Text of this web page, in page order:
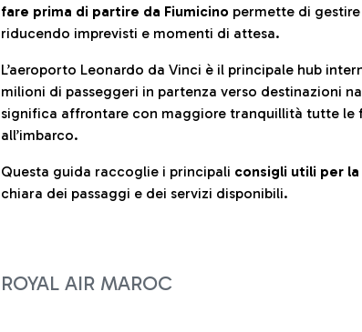
fare prima di partire da Fiumicino permette di
riducendo imprevisti e momenti di attesa.
L’aeroporto Leonardo da Vinci è il principale hub
milioni di passeggeri in partenza verso destinazioni
significa affrontare con maggiore tranquillità tutte le
all’imbarco.
Questa guida raccoglie i principali consigli utili per
chiara dei passaggi e dei servizi disponibili.
ROYAL AIR MAROC